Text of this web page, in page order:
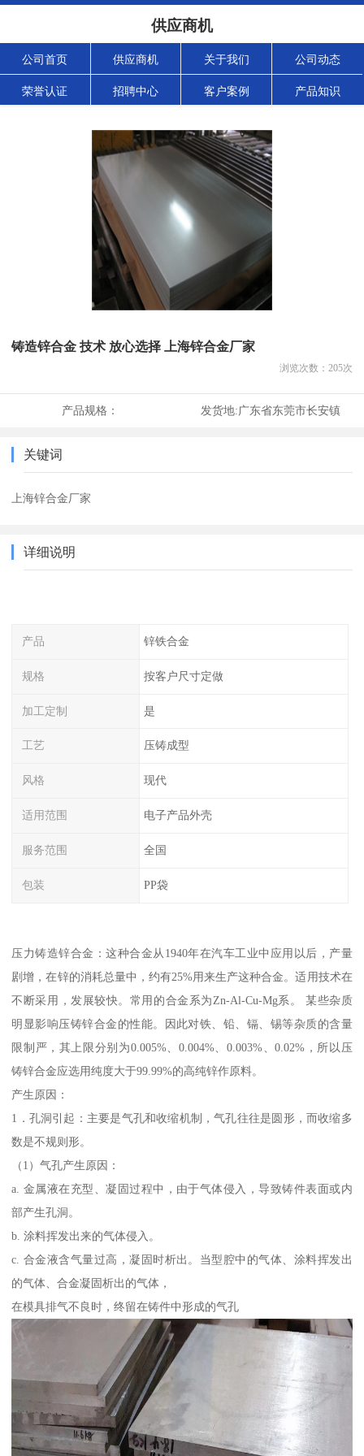
供应商机
公司首页 供应商机 关于我们 公司动态
荣誉认证 招聘中心 客户案例 产品知识
铸造锌合金 技术 放心选择 上海锌合金厂家
浏览次数： 205次
产品规格： 发货地:广东省东莞市长安镇
关键词
上海锌合金厂家
详细说明
产品 锌铁合金
规格 按客户尺寸定做
加工定制 是
工艺 压铸成型
风格 现代
适用范围 电子产品外壳
服务范围 全国
包装 PP袋
压力铸造锌合金：这种合金从1940年在汽车工业中应用以后，产量
剧增，在锌的消耗总量中，约有25%用来生产这种合金。适用技术在
不断采用，发展较快。常用的合金系为Zn-Al-Cu-Mg系。 某些杂质
明显影响压铸锌合金的性能。因此对铁、铅、镉、锡等杂质的含量
限制严，其上限分别为0.005%、0.004%、0.003%、0.02%，所以压
铸锌合金应选用纯度大于99.99%的高纯锌作原料。
产生原因：
1．孔洞引起：主要是气孔和收缩机制，气孔往往是圆形，而收缩多
数是不规则形。
（1）气孔产生原因：
a. 金属液在充型、凝固过程中，由于气体侵入，导致铸件表面或内
部产生孔洞。
b. 涂料挥发出来的气体侵入。
c. 合金液含气量过高，凝固时析出。当型腔中的气体、涂料挥发出
的气体、合金凝固析出的气体，
在模具排气不良时，终留在铸件中形成的气孔